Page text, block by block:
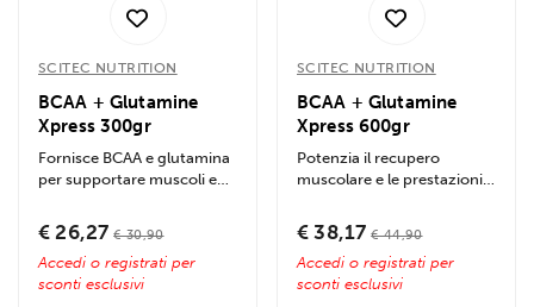
SCITEC NUTRITION
BCAA + Glutamine
Xpress 300gr
Fornisce BCAA e glutamina
per supportare muscoli e
energia....
€ 26,27 € 30,90
Accedi o registrati per
sconti esclusivi
SCITEC NUTRITION
BCAA + Glutamine
Xpress 600gr
Potenzia il recupero
muscolare e le prestazioni
Promuove energia,...
€ 38,17 € 44,90
Accedi o registrati per
sconti esclusivi